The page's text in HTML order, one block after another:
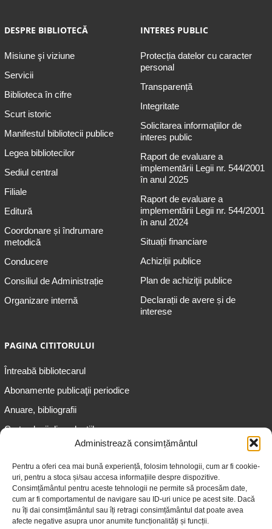
Administrează consimțământul
Pentru a oferi cea mai bună experiență, folosim tehnologii, cum ar fi cookie-
uri, pentru a stoca și/sau accesa informațiile despre dispozitive.
Consimțământul pentru aceste tehnologii ne permite să procesăm date,
cum ar fi comportamentul de navigare sau ID-uri unice pe acest site. Dacă
nu îți dai consimțământul sau îți retragi consimțământul dat poate avea
afecte negative asupra unor anumite funcționalități și funcții.
DESPRE BIBLIOTECĂ
Misiune şi viziune
Servicii
Biblioteca în cifre
Scurt istoric
Manifestul bibliotecii publice
Legea bibliotecilor
Sediul central
Filiale
Editură
Coordonare și îndrumare
metodică
Conducere
Consiliul de Administrație
Organizare internă
INTERES PUBLIC
Protecția datelor cu caracter
personal
Transparență
Integritate
Solicitarea informaţiilor de
interes public
Raport de evaluare a
implementării Legii nr. 544/2001
în anul 2025
Raport de evaluare a
implementării Legii nr. 544/2001
în anul 2024
Situații financiare
Achiziții publice
Plan de achiziţii publice
Declarații de avere și de
interese
PAGINA CITITORULUI
Întreabă bibliotecarul
Abonamente publicaţii periodice
Anuare, bibliografii
Cartea lunii din colecțiile
Informații pentru adolescenți
Informații pentru adulți
Informații pentru seniori